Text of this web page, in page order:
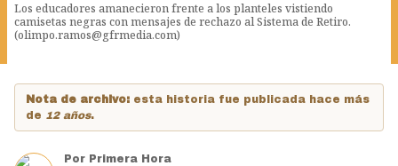
Los educadores amanecieron frente a los planteles vistiendo
camisetas negras con mensajes de rechazo al Sistema de Retiro.
(olimpo.ramos@gfrmedia.com)
Nota de archivo: esta historia fue publicada hace más
de 12 años.
Por Primera Hora